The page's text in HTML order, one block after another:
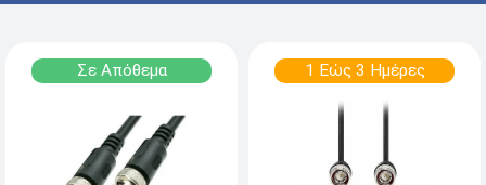
Σε Απόθεμα 1 Εώς 3 Ημέρες